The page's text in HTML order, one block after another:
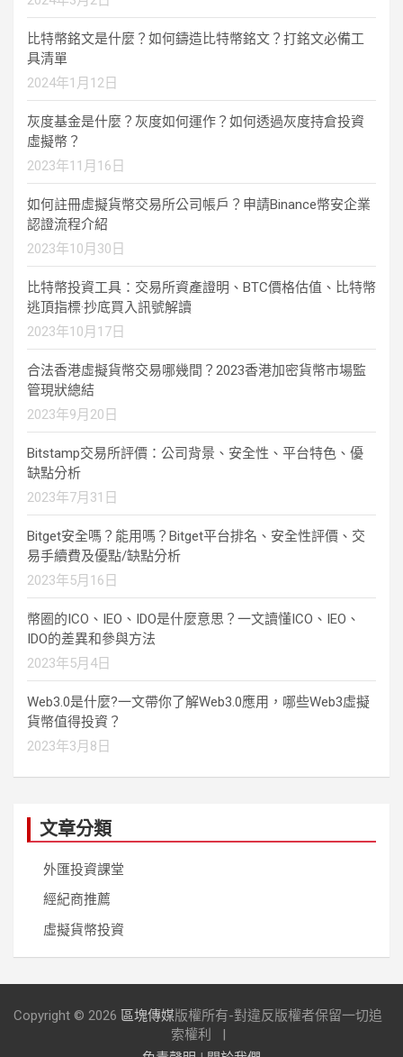
比特幣銘文是什麼？如何鑄造比特幣銘文？打銘文必備工
具清單
2024年1月12日
灰度基金是什麼？灰度如何運作？如何透過灰度持倉投資
虛擬幣？
2023年11月16日
如何註冊虛擬貨幣交易所公司帳戶？申請Binance幣安企業
認證流程介紹
2023年10月30日
比特幣投資工具：交易所資產證明、BTC價格估值、比特幣
逃頂指標·抄底買入訊號解讀
2023年10月17日
合法香港虛擬貨幣交易哪幾間？2023香港加密貨幣市場監
管現狀總結
2023年9月20日
Bitstamp交易所評價：公司背景、安全性、平台特色、優
缺點分析
2023年7月31日
Bitget安全嗎？能用嗎？Bitget平台排名、安全性評價、交
易手續費及優點/缺點分析
2023年5月16日
幣圈的ICO、IEO、IDO是什麼意思？一文讀懂ICO、IEO、
IDO的差異和參與方法
2023年5月4日
Web3.0是什麼?一文帶你了解Web3.0應用，哪些Web3虛擬
貨幣值得投資？
2023年3月8日
文章分類
外匯投資課堂
經紀商推薦
虛擬貨幣投資
Copyright © 2026 區塊傳媒版權所有-對違反版權者保留一切追
索權利